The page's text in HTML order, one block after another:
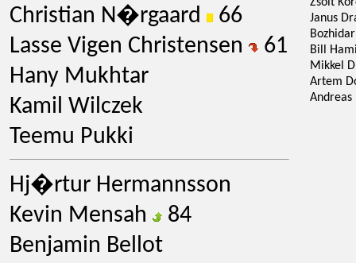
Christian N�rgaard
66
Lasse Vigen Christensen
61
Hany Mukhtar
Kamil Wilczek
Teemu Pukki
Hj�rtur Hermannsson
Kevin Mensah
84
Benjamin Bellot
Janus
Bill
Mikkel
Artem
Andreas